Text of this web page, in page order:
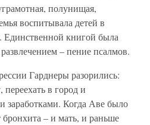
полунищая,
воспитывала детей в
Единственной книгой была
– пение псалмов.
Гарднеры разорились:
в город и
заработками. Когда Аве было
бронхита – и мать, и раньше